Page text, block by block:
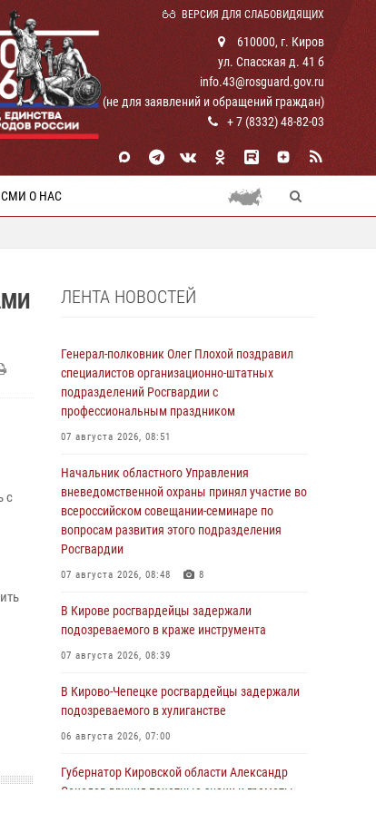
ВЕРСИЯ ДЛЯ СЛАБОВИДЯЩИХ
610000, г. Киров
ул. Спасская д. 41 б
info.43@rosguard.gov.ru
(не для заявлений и обращений граждан)
+ 7 (8332) 48-82-03
СМИ О НАС
с
ЛЕНТА НОВОСТЕЙ
Генерал-полковник Олег Плохой поздравил
специалистов организационно-штатных
подразделений Росгвардии с
профессиональным праздником
07 августа 2026, 08:51
Начальник областного Управления
вневедомственной охраны принял участие во
всероссийском совещании-семинаре по
вопросам развития этого подразделения
Росгвардии
07 августа 2026, 08:48 8
В Кирове росгвардейцы задержали
подозреваемого в краже инструмента
07 августа 2026, 08:39
В Кирово-Чепецке росгвардейцы задержали
подозреваемого в хулиганстве
06 августа 2026, 07:00
Губернатор Кировской области Александр
Соколов вручил почетные знаки и грамоты